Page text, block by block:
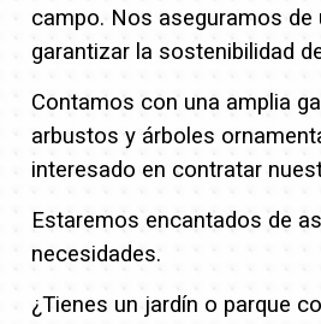
campo. Nos aseguramos
garantizar la sostenibilidad
Contamos con una amplia
arbustos y árboles
interesado en contratar
Estaremos encantados de
necesidades.
¿Tienes un jardín o parque